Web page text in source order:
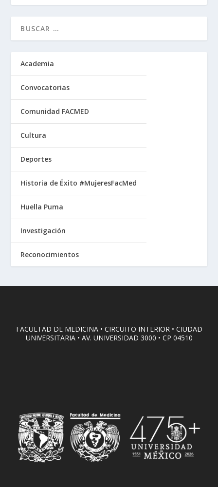
Academia
Convocatorias
Comunidad FACMED
Cultura
Deportes
Historia de Éxito #MujeresFacMed
Huella Puma
Investigación
Reconocimientos
FACULTAD DE MEDICINA • CIRCUITO INTERIOR • CIUDAD
UNIVERSITARIA • AV. UNIVERSIDAD 3000 • CP 04510